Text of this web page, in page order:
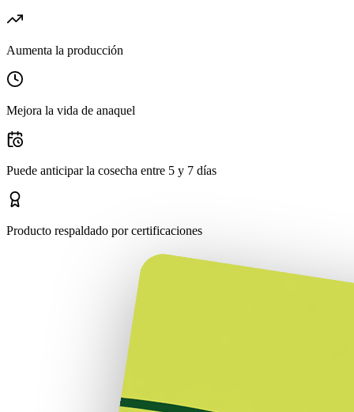
Aumenta la producción
Mejora la vida de anaquel
Puede anticipar la cosecha entre 5 y 7 días
Producto respaldado por certificaciones